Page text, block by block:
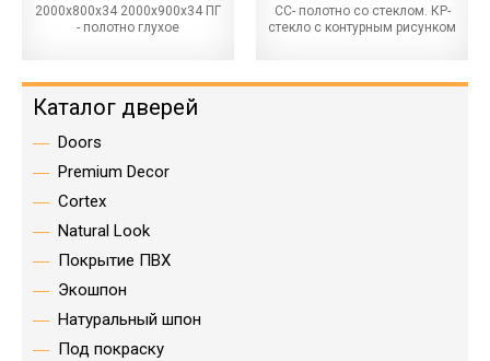
2000х800х34 2000х900х34 ПГ
- полотно глухое
СС- полотно со стеклом. КР-
стекло с контурным рисунком
Каталог дверей
Doors
Premium Decor
Cortex
Natural Look
Покрытие ПВХ
Экошпон
Натуральный шпон
Под покраску